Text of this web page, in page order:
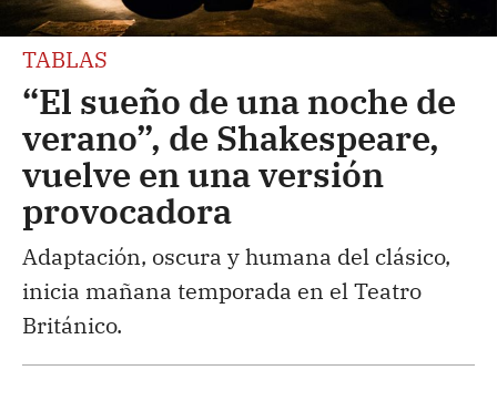
TABLAS
“El sueño de una noche de
verano”, de Shakespeare,
vuelve en una versión
provocadora
Adaptación, oscura y humana del clásico,
inicia mañana temporada en el Teatro
Británico.